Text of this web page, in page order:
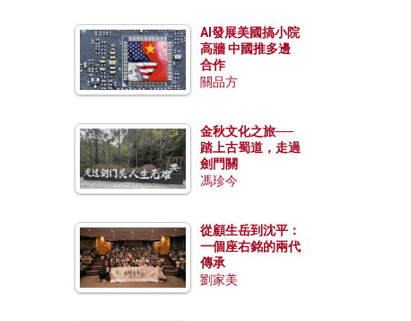
AI發展美國搞小院
高牆 中國推多邊
合作
關品方
金秋文化之旅──
踏上古蜀道，走過
劍門關
馮珍今
從顧生岳到沈平：
一個座右銘的兩代
傳承
劉家美